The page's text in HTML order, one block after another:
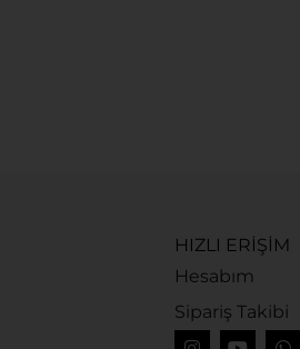
HIZLI ERİŞİM
Hesabım
Sipariş Takibi